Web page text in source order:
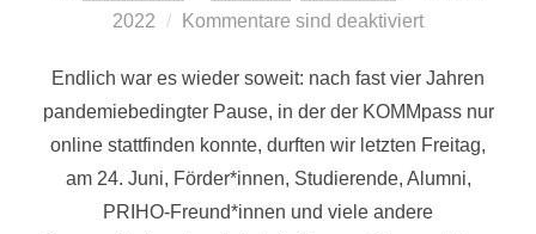
am
2022
Kommentare sind deaktiviert
Endlich war es wieder soweit: nach fast vier Jahren
pandemiebedingter Pause, in der der KOMMpass nur
online stattfinden konnte, durften wir letzten Freitag,
am 24. Juni, Förder*innen, Studierende, Alumni,
PRIHO-Freund*innen und viele andere